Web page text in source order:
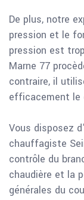
De plus, notre
pression et le
pression est
Marne 77
contraire, il
efficacement le
Vous disposez
chauffagiste
contrôle du
chaudière et la
générales du